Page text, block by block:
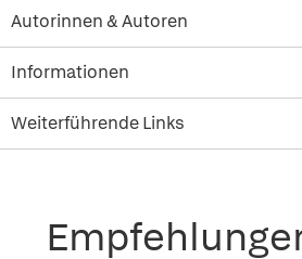
Autorinnen & Autoren
Informationen
Weiterführende Links